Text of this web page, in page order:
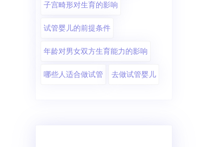
子宫畸形对生育的影响
试管婴儿的前提条件
年龄对男女双方生育能力的影响
哪些人适合做试管 去做试管婴儿